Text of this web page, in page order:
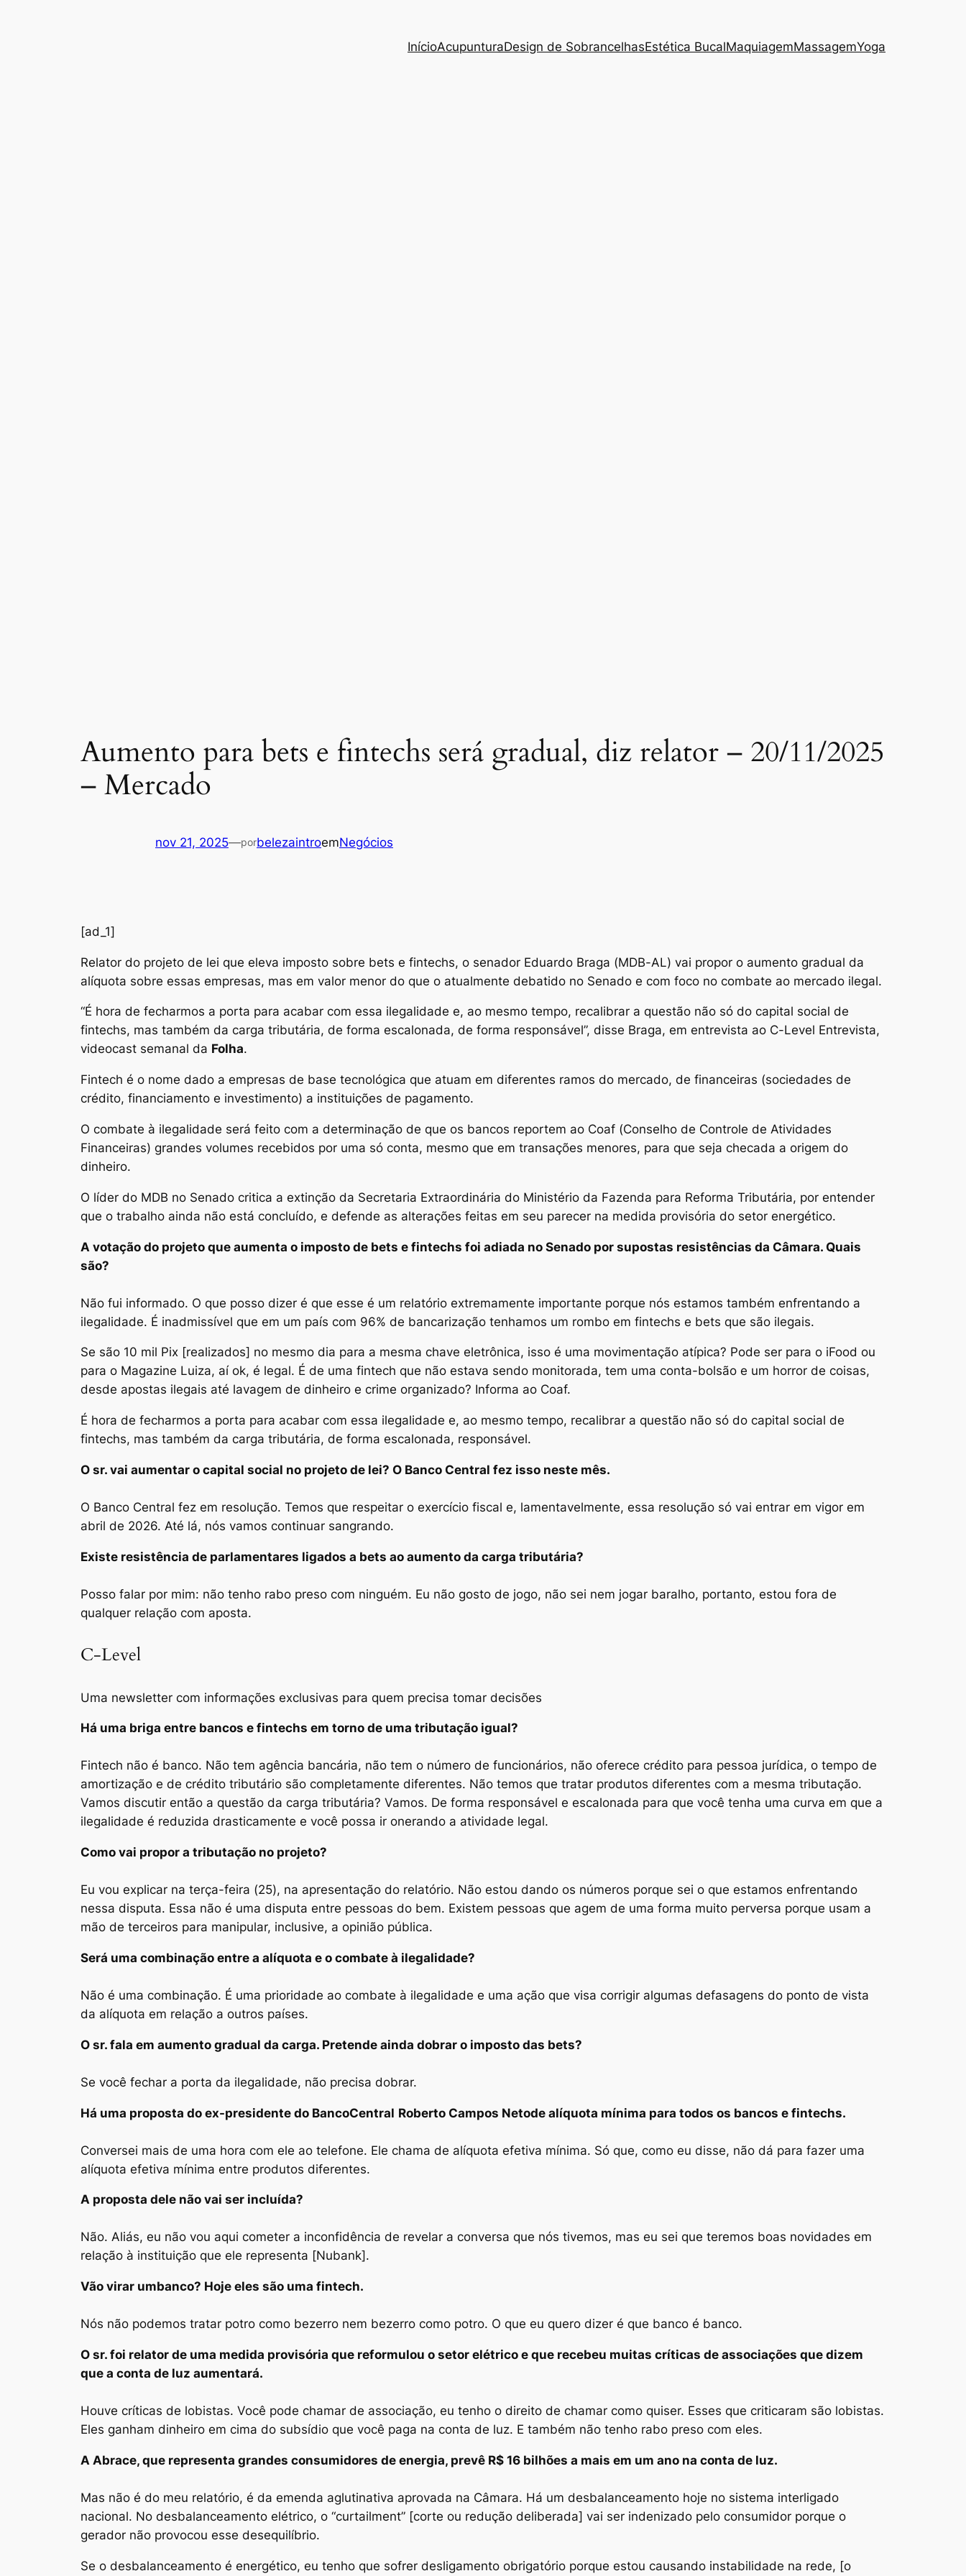
InícioAcupunturaDesign de SobrancelhasEstética BucalMaquiagemMassagemYoga
Aumento para bets e fintechs será gradual, diz relator – 20/11/2025
– Mercado
nov 21, 2025—porbelezaintroemNegócios
[ad_1]
Relator do projeto de lei que eleva imposto sobre bets e fintechs, o senador Eduardo Braga (MDB-AL) vai propor o aumento gradual da
alíquota sobre essas empresas, mas em valor menor do que o atualmente debatido no Senado e com foco no combate ao mercado ilegal.
“É hora de fecharmos a porta para acabar com essa ilegalidade e, ao mesmo tempo, recalibrar a questão não só do capital social de
fintechs, mas também da carga tributária, de forma escalonada, de forma responsável”, disse Braga, em entrevista ao C-Level Entrevista,
videocast semanal da Folha.
Fintech é o nome dado a empresas de base tecnológica que atuam em diferentes ramos do mercado, de financeiras (sociedades de
crédito, financiamento e investimento) a instituições de pagamento.
O combate à ilegalidade será feito com a determinação de que os bancos reportem ao Coaf (Conselho de Controle de Atividades
Financeiras) grandes volumes recebidos por uma só conta, mesmo que em transações menores, para que seja checada a origem do
dinheiro.
O líder do MDB no Senado critica a extinção da Secretaria Extraordinária do Ministério da Fazenda para Reforma Tributária, por entender
que o trabalho ainda não está concluído, e defende as alterações feitas em seu parecer na medida provisória do setor energético.
A votação do projeto que aumenta o imposto de bets e fintechs foi adiada no Senado por supostas resistências da Câmara. Quais
são?
Não fui informado. O que posso dizer é que esse é um relatório extremamente importante porque nós estamos também enfrentando a
ilegalidade. É inadmissível que em um país com 96% de bancarização tenhamos um rombo em fintechs e bets que são ilegais.
Se são 10 mil Pix [realizados] no mesmo dia para a mesma chave eletrônica, isso é uma movimentação atípica? Pode ser para o iFood ou
para o Magazine Luiza, aí ok, é legal. É de uma fintech que não estava sendo monitorada, tem uma conta-bolsão e um horror de coisas,
desde apostas ilegais até lavagem de dinheiro e crime organizado? Informa ao Coaf.
É hora de fecharmos a porta para acabar com essa ilegalidade e, ao mesmo tempo, recalibrar a questão não só do capital social de
fintechs, mas também da carga tributária, de forma escalonada, responsável.
O sr. vai aumentar o capital social no projeto de lei? O Banco Central fez isso neste mês.
O Banco Central fez em resolução. Temos que respeitar o exercício fiscal e, lamentavelmente, essa resolução só vai entrar em vigor em
abril de 2026. Até lá, nós vamos continuar sangrando.
Existe resistência de parlamentares ligados a bets ao aumento da carga tributária?
Posso falar por mim: não tenho rabo preso com ninguém. Eu não gosto de jogo, não sei nem jogar baralho, portanto, estou fora de
qualquer relação com aposta.
C-Level
Uma newsletter com informações exclusivas para quem precisa tomar decisões
Há uma briga entre bancos e fintechs em torno de uma tributação igual?
Fintech não é banco. Não tem agência bancária, não tem o número de funcionários, não oferece crédito para pessoa jurídica, o tempo de
amortização e de crédito tributário são completamente diferentes. Não temos que tratar produtos diferentes com a mesma tributação.
Vamos discutir então a questão da carga tributária? Vamos. De forma responsável e escalonada para que você tenha uma curva em que a
ilegalidade é reduzida drasticamente e você possa ir onerando a atividade legal.
Como vai propor a tributação no projeto?
Eu vou explicar na terça-feira (25), na apresentação do relatório. Não estou dando os números porque sei o que estamos enfrentando
nessa disputa. Essa não é uma disputa entre pessoas do bem. Existem pessoas que agem de uma forma muito perversa porque usam a
mão de terceiros para manipular, inclusive, a opinião pública.
Será uma combinação entre a alíquota e o combate à ilegalidade?
Não é uma combinação. É uma prioridade ao combate à ilegalidade e uma ação que visa corrigir algumas defasagens do ponto de vista
da alíquota em relação a outros países.
O sr. fala em aumento gradual da carga. Pretende ainda dobrar o imposto das bets?
Se você fechar a porta da ilegalidade, não precisa dobrar.
Há uma proposta do ex-presidente do BancoCentral Roberto Campos Netode alíquota mínima para todos os bancos e fintechs.
Conversei mais de uma hora com ele ao telefone. Ele chama de alíquota efetiva mínima. Só que, como eu disse, não dá para fazer uma
alíquota efetiva mínima entre produtos diferentes.
A proposta dele não vai ser incluída?
Não. Aliás, eu não vou aqui cometer a inconfidência de revelar a conversa que nós tivemos, mas eu sei que teremos boas novidades em
relação à instituição que ele representa [Nubank].
Vão virar umbanco? Hoje eles são uma fintech.
Nós não podemos tratar potro como bezerro nem bezerro como potro. O que eu quero dizer é que banco é banco.
O sr. foi relator de uma medida provisória que reformulou o setor elétrico e que recebeu muitas críticas de associações que dizem
que a conta de luz aumentará.
Houve críticas de lobistas. Você pode chamar de associação, eu tenho o direito de chamar como quiser. Esses que criticaram são lobistas.
Eles ganham dinheiro em cima do subsídio que você paga na conta de luz. E também não tenho rabo preso com eles.
A Abrace, que representa grandes consumidores de energia, prevê R$ 16 bilhões a mais em um ano na conta de luz.
Mas não é do meu relatório, é da emenda aglutinativa aprovada na Câmara. Há um desbalanceamento hoje no sistema interligado
nacional. No desbalanceamento elétrico, o “curtailment” [corte ou redução deliberada] vai ser indenizado pelo consumidor porque o
gerador não provocou esse desequilíbrio.
Se o desbalanceamento é energético, eu tenho que sofrer desligamento obrigatório porque estou causando instabilidade na rede, [o